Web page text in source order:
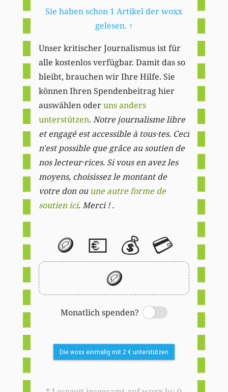
Sie haben schon 1 Artikel der woxx
gelesen. ↑
Unser kritischer Journalismus ist für
alle kostenlos verfügbar. Damit das so
bleibt, brauchen wir Ihre Hilfe. Sie
können Ihren Spendenbeitrag hier
auswählen oderuns anders
unterstützen. Notre journalisme libre
et engagé est accessible à tous·tes. Ceci
n'est possible que grâce au soutien de
nos lecteur·rices. Si vous en avez les
moyens, choisissez le montant de
votre don ou une autre forme de
soutien ici. Merci ! .
🪙 💶 💰 💳
🪙
Monatlich spenden?
Switch
Die woxx einmalig mit 2 € unterstützen